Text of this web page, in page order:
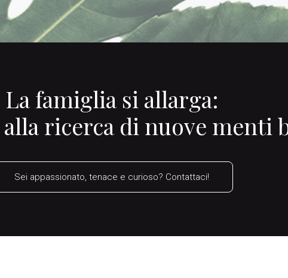
La famiglia si allarga:
alla ricerca di nuove menti
Sei appassionato, tenace e curioso? Contattaci!